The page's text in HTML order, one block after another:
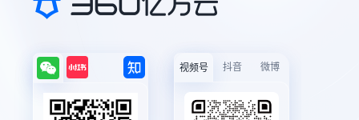
视频号 抖音 微博